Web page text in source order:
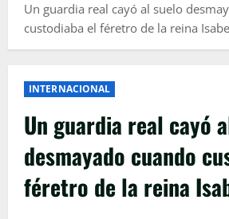
Un guardia real cayó al suelo
custodiaba el féretro de la reina
INTERNACIONAL
Un guardia real cayó
desmayado cuando
féretro de la reina